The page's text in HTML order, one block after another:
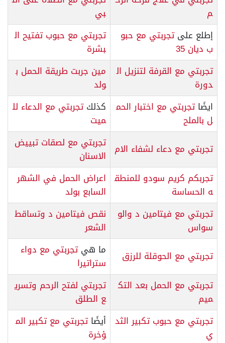
م
بي
إطلع علىتجربتي مع حبو
ب ديان 35
تجربتي مع حبوب تفتيح ال
بشرة
تجربتي مع القرفة لتنزيل ال
دورة
مين جربت طريقة الحمل ب
ولد
ايضًاتجربتي مع اختبار الحم
ل بالملح
كذلكتجربتي مع الدعاء لل
ميت
تجربتي مع دعاء لشفاء الام تجربتي مع لصقات تبييض
الاسنان
تجربكم كريم سودو للمنطق
ه الحساسة
اعراض الحمل في الشهر
السابع بولد
تجربتي مع فيتامين د والو
سواس
نقص فيتامين د وتساقط
الشعر
تجربتي مع الحوقلة للرزق
ما هيتجربتي مع دواء
ستراتيرا
تجربتي مع الحمل بعد التك
ميم
تجربتي لفتح الرحم وتسري
ع الطلق
تجربتي مع حبوب تكبير الثد
ي
أيضًاتجربتي مع تكبير الم
ؤخرة